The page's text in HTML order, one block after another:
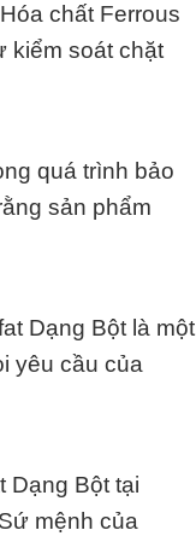
chất Ferrous
kiểm soát chặt
quá trình bảo
sản phẩm
Dạng Bột là một
yêu cầu của
Dạng Bột tại
mệnh của